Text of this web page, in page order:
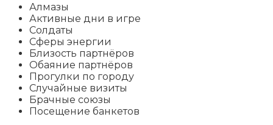
Алмазы
Активные дни в игре
Солдаты
Сферы энергии
Близость партнёров
Обаяние партнёров
Прогулки по городу
Случайные визиты
Брачные союзы
Посещение банкетов